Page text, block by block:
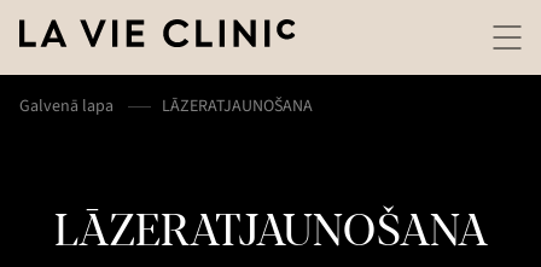
Galvenā lapa LĀZERATJAUNOŠANA
LĀZERATJAUNOŠANA